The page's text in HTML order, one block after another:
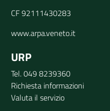
CF 92111430283
www.arpa.veneto.it
URP
Tel. 049 8239360
Richiesta informazioni
Valuta il servizio